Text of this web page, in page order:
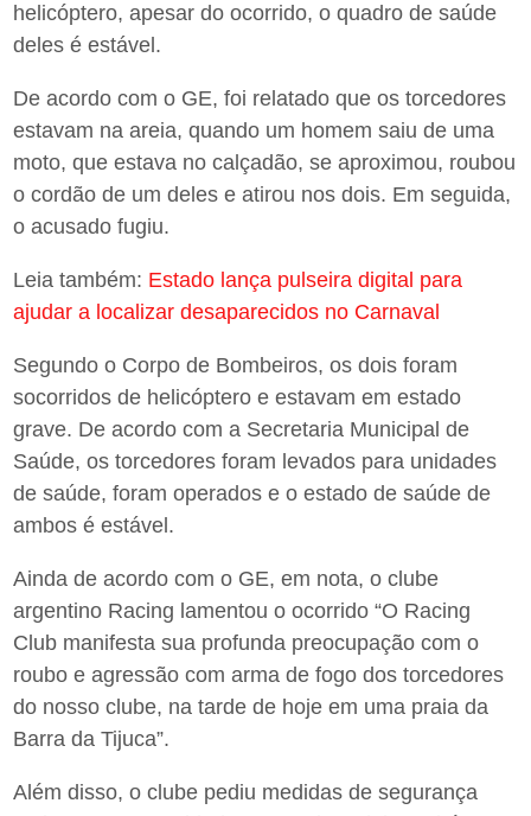
helicóptero, apesar do ocorrido, o quadro de saúde
deles é estável.
De acordo com o GE, foi relatado que os torcedores
estavam na areia, quando um homem saiu de uma
moto, que estava no calçadão, se aproximou, roubou
o cordão de um deles e atirou nos dois. Em seguida,
o acusado fugiu.
Leia também: Estado lança pulseira digital para
ajudar a localizar desaparecidos no Carnaval
Segundo o Corpo de Bombeiros, os dois foram
socorridos de helicóptero e estavam em estado
grave. De acordo com a Secretaria Municipal de
Saúde, os torcedores foram levados para unidades
de saúde, foram operados e o estado de saúde de
ambos é estável.
Ainda de acordo com o GE, em nota, o clube
argentino Racing lamentou o ocorrido “O Racing
Club manifesta sua profunda preocupação com o
roubo e agressão com arma de fogo dos torcedores
do nosso clube, na tarde de hoje em uma praia da
Barra da Tijuca”.
Além disso, o clube pediu medidas de segurança